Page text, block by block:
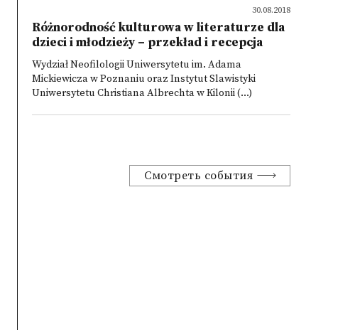
30.08.2018
Różnorodność kulturowa w literaturze dla
dzieci i młodzieży – przekład i recepcja
Wydział Neofilologii Uniwersytetu im. Adama
Mickiewicza w Poznaniu oraz Instytut Slawistyki
Uniwersytetu Christiana Albrechta w Kilonii (...)
Смотреть события